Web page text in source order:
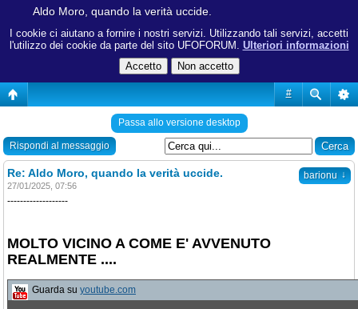
I cookie ci aiutano a fornire i nostri servizi. Utilizzando tali servizi, accetti
l'utilizzo dei cookie da parte del sito UFOFORUM. Ulteriori informazioni
#
Aldo Moro, quando la verità uccide.
Passa allo versione desktop
Rispondi al messaggio
barionu ↓
Re: Aldo Moro, quando la verità uccide.
27/01/2025, 07:56
-------------------
MOLTO VICINO A COME E' AVVENUTO
REALMENTE ....
Guarda su youtube.com